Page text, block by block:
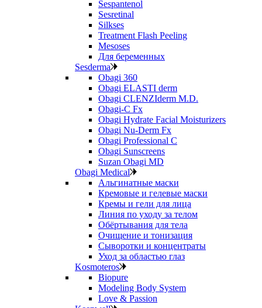
Sespantenol
Sesretinal
Silkses
Treatment Flash Peeling
Mesoses
Для беременных
Sesderma
Obagi 360
Obagi ELASTI derm
Obagi CLENZIderm M.D.
Obagi-C Fx
Obagi Hydrate Facial Moisturizers
Obagi Nu-Derm Fx
Obagi Professional C
Obagi Sunscreens
Suzan Obagi MD
Obagi Medical
Альгинатные маски
Кремовые и гелевые маски
Кремы и гели для лица
Линия по уходу за телом
Обёртывания для тела
Очищение и тонизация
Сыворотки и концентраты
Уход за областью глаз
Kosmoteros
Biopure
Modeling Body System
Love & Passion